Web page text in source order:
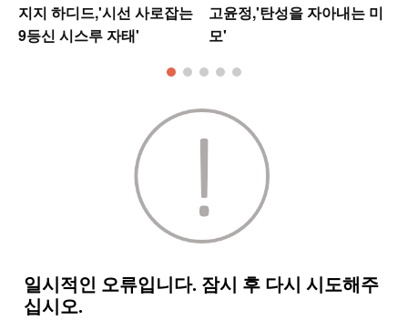
지지 하디드,'시선 사로잡는
9등신 시스루 자태'
고윤정,'탄성을 자아내는 미
모'